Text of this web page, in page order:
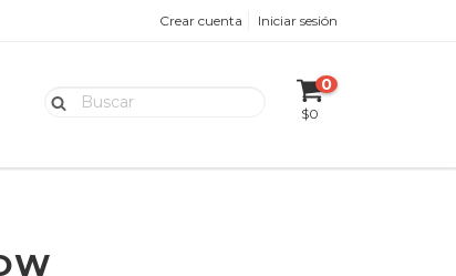
Crear cuenta Iniciar sesión
0
$0